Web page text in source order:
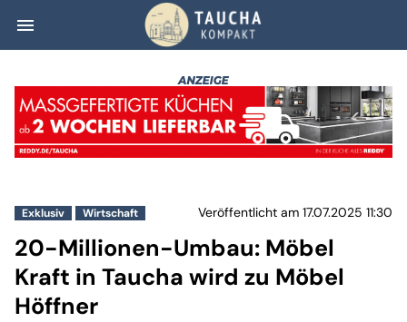
menu 20-Millionen-
Exklusiv Wirtschaft Veröffentlicht am 17.07.2025 11:30
20-Millionen-Umbau: Möbel
Kraft in Taucha wird zu Möbel
Höffner